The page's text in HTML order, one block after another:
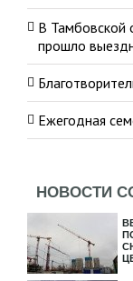
В Тамбовской
прошло
Ежегодная
НОВОСТИ